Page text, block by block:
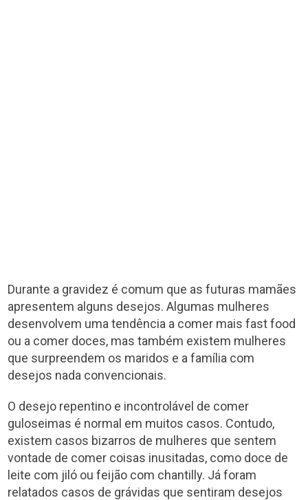
Durante a gravidez é comum que as futuras mamães
apresentem alguns desejos. Algumas mulheres
desenvolvem uma tendência a comer mais fast food
ou a comer doces, mas também existem mulheres
que surpreendem os maridos e a família com
desejos nada convencionais.
O desejo repentino e incontrolável de comer
guloseimas é normal em muitos casos. Contudo,
existem casos bizarros de mulheres que sentem
vontade de comer coisas inusitadas, como doce de
leite com jiló ou feijão com chantilly. Já foram
relatados casos de grávidas que sentiram desejos